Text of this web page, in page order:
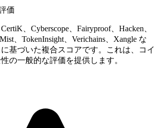
価
、Cyberscope、Fairyproof、Hacken、
、TokenInsight、Verichains、Xangle な
基づいた複合スコアです。これは、コイ
の一般的な評価を提供します。